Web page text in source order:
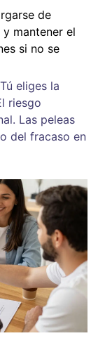
de
mantener el
si no se
eliges la
riesgo
Las peleas
del fracaso en